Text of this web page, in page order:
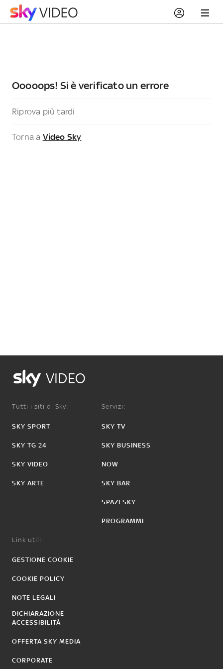
Ooooops! Si è verificato un errore
Riprova più tardi
Torna a Video Sky
VIDEO
Tutti i siti di Sky:
SKY SPORT
SKY TG 24
SKY VIDEO
SKY ARTE
Servizi:
SKY TV
SKY BUSINESS
NOW
SKY BAR
SPAZI SKY
PROGRAMMI
Link utili:
GESTIONE COOKIE
COOKIE POLICY
NOTE LEGALI
DICHIARAZIONE
ACCESSIBILITÀ
OFFERTA SKY MEDIA
CORPORATE